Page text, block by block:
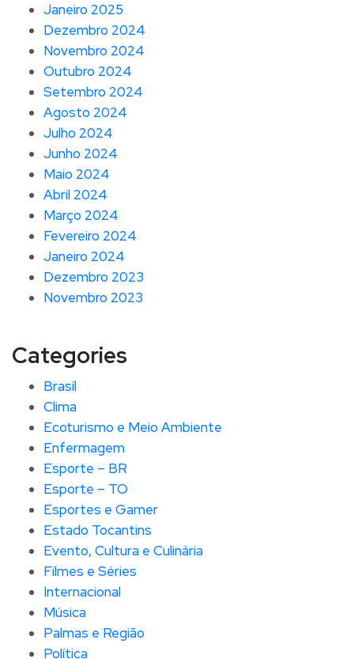
Janeiro 2025
Dezembro 2024
Novembro 2024
Outubro 2024
Setembro 2024
Agosto 2024
Julho 2024
Junho 2024
Maio 2024
Abril 2024
Março 2024
Fevereiro 2024
Janeiro 2024
Dezembro 2023
Novembro 2023
Categories
Brasíl
Clima
Ecoturismo e Meio Ambiente
Enfermagem
Esporte – BR
Esporte – TO
Esportes e Gamer
Estado Tocantins
Evento, Cultura e Culinária
Filmes e Séries
Internacional
Música
Palmas e Região
Política